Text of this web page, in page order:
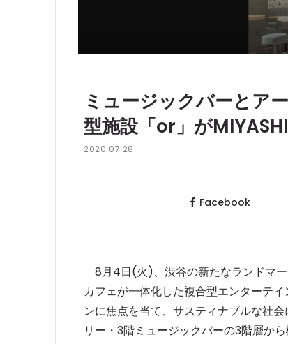
ミュージックバーとア
型施設「or」が
2020.07.28
Facebook
8月4日(火)、渋谷の新たなランドマー
カフェが一体化した複合型エンターテ
ンに焦点を当て、サスティナブルな社
リー・3階ミュージックバーの3階層か